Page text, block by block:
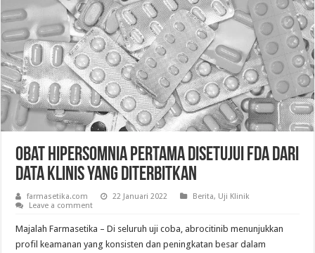
Obat Hipersomnia Pertama Disetujui FDA dari
Data Klinis yang Diterbitkan
farmasetika.com 22 Januari 2022 Berita, Uji Klinik
Leave a comment
Majalah Farmasetika – Di seluruh uji coba, abrocitinib menunjukkan
profil keamanan yang konsisten dan peningkatan besar dalam